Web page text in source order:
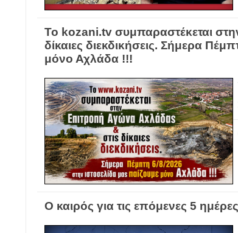
Το kozani.tv συμπαραστέκεται
δίκαιες διεκδικήσεις. Σήμερα
μόνο Αχλάδα !!!
Ο καιρός για τις επόμενες 5